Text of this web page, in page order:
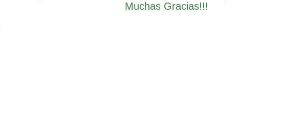
Muchas Gracias!!!